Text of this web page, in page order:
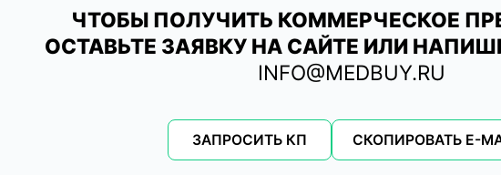
ЧТОБЫ ПОЛУЧИТЬ КОММЕРЧЕСКОЕ
ОСТАВЬТЕ ЗАЯВКУ НА САЙТЕ ИЛИ
INFO@MEDBUY.RU
ЗАПРОСИТЬ КП СКОПИРОВАТЬ E-